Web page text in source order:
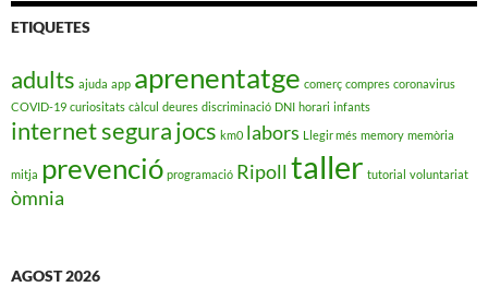
ETIQUETES
adults ajuda app aprenentatge comerç compres coronavirus
COVID-19 curiositats càlcul deures discriminació DNI horari infants
internet segurajocs km0 labors Llegir més memory memòria
mitja prevenció programació Ripoll taller tutorial voluntariat
òmnia
AGOST 2026